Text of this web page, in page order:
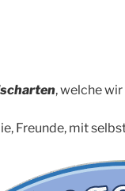
, welche
Freunde, mit